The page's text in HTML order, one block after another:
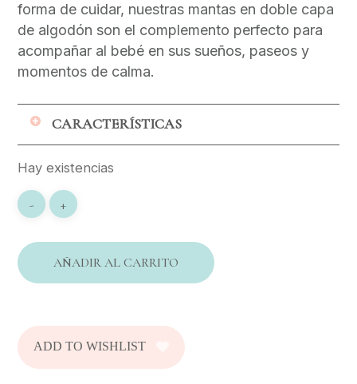
forma de cuidar, nuestras mantas en doble capa
de algodón son el complemento perfecto para
acompañar al bebé en sus sueños, paseos y
momentos de calma.
CARACTERÍSTICAS
Elaboradas en doble capa de algodón,
Ligeras y cómodas, ideales para usar en
Ofrecen un abrigo cálido y transpirable.
Perfectas para envolver, cubrir o
acompañar el descanso del bebé.
Largo: 70 cm
Hay existencias
AÑADIR AL CARRITO
ADD TO WISHLIST